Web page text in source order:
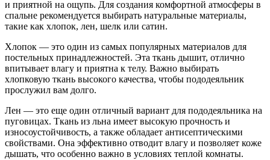
и приятной на ощупь. Для создания комфортной атмосферы в
спальне рекомендуется выбирать натуральные материалы,
такие как хлопок, лен, шелк или сатин.
Хлопок — это один из самых популярных материалов для
постельных принадлежностей. Эта ткань дышит, отлично
впитывает влагу и приятна к телу. Важно выбирать
хлопковую ткань высокого качества, чтобы пододеяльник
прослужил вам долго.
Лен — это еще один отличный вариант для пододеяльника на
пуговицах. Ткань из льна имеет высокую прочность и
износоустойчивость, а также обладает антисептическими
свойствами. Она эффективно отводит влагу и позволяет коже
дышать, что особенно важно в условиях теплой комнаты.